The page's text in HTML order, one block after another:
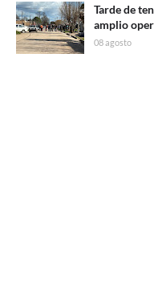
Tarde de
amplio
08 agosto